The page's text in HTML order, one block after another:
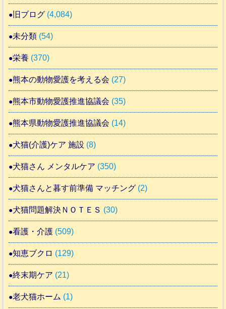
旧ブログ (4,084)
未分類 (54)
栄養 (370)
熊本の動物愛護を考える会 (27)
熊本市動物愛護推進協議会 (35)
熊本県動物愛護推進協議会 (14)
犬猫(介護)ケア 施設 (8)
犬猫さん メンタルケア (350)
犬猫さんと暮す前準備 マッチング (2)
犬猫問題解決ＮＯＴＥＳ (30)
看護・介護 (509)
知恵ブクロ (129)
終末期ケア (21)
老犬猫ホーム (1)